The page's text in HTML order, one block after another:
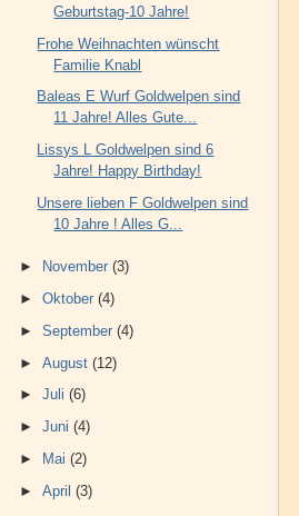
Geburtstag-10 Jahre!
Frohe Weihnachten wünscht
Familie Knabl
Baleas E Wurf Goldwelpen sind
11 Jahre! Alles Gute...
Lissys L Goldwelpen sind 6
Jahre! Happy Birthday!
Unsere lieben F Goldwelpen sind
10 Jahre ! Alles G...
► November (3)
► Oktober (4)
► September (4)
► August (12)
► Juli (6)
► Juni (4)
►
Mai (2)
► April (3)